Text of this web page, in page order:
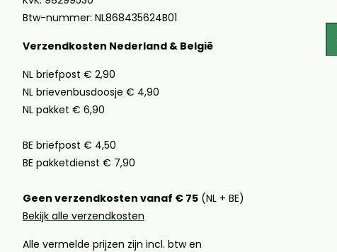
Btw-nummer: NL868435624B01
Verzendkosten Nederland & België
NL briefpost € 2,90
NL brievenbusdoosje € 4,90
NL pakket € 6,90
BE briefpost € 4,50
BE pakketdienst € 7,90
Geen verzendkosten vanaf € 75 (NL + BE)
Bekijk alle verzendkosten
Alle vermelde prijzen zijn incl. btw en